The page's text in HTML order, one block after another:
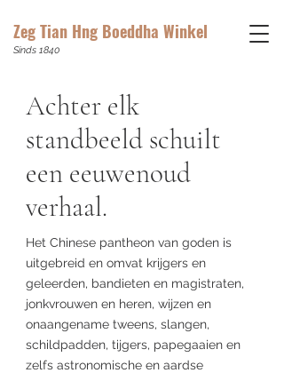
Zeg Tian Hng Boeddha Winkel
Sinds 1840
Achter elk
standbeeld schuilt
een eeuwenoud
verhaal.
Het Chinese pantheon van goden is
uitgebreid en omvat krijgers en
geleerden, bandieten en magistraten,
jonkvrouwen en heren, wijzen en
onaangename tweens, slangen,
schildpadden, tijgers, papegaaien en
zelfs astronomische en aardse